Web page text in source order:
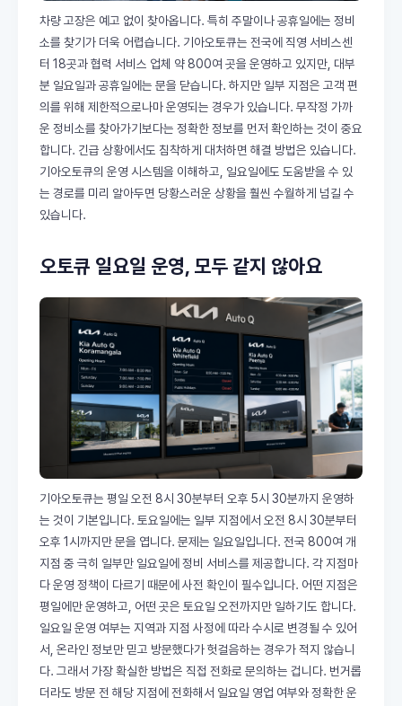
차량 고장은 예고 없이 찾아옵니다. 특히 주말이나 공휴일에는 정비
소를 찾기가 더욱 어렵습니다. 기아오토큐는 전국에 직영 서비스센
터 18곳과 협력 서비스 업체 약 800여 곳을 운영하고 있지만, 대부
분 일요일과 공휴일에는 문을 닫습니다. 하지만 일부 지점은 고객 편
의를 위해 제한적으로나마 운영되는 경우가 있습니다. 무작정 가까
운 정비소를 찾아가기보다는 정확한 정보를 먼저 확인하는 것이 중요
합니다. 긴급 상황에서도 침착하게 대처하면 해결 방법은 있습니다.
기아오토큐의 운영 시스템을 이해하고, 일요일에도 도움받을 수 있
는 경로를 미리 알아두면 당황스러운 상황을 훨씬 수월하게 넘길 수
있습니다.
오토큐 일요일 운영, 모두 같지 않아요
기아오토큐는 평일 오전 8시 30분부터 오후 5시 30분까지 운영하
는 것이 기본입니다. 토요일에는 일부 지점에서 오전 8시 30분부터
오후 1시까지만 문을 엽니다. 문제는 일요일입니다. 전국 800여 개
지점 중 극히 일부만 일요일에 정비 서비스를 제공합니다. 각 지점마
다 운영 정책이 다르기 때문에 사전 확인이 필수입니다. 어떤 지점은
평일에만 운영하고, 어떤 곳은 토요일 오전까지만 일하기도 합니다.
일요일 운영 여부는 지역과 지점 사정에 따라 수시로 변경될 수 있어
서, 온라인 정보만 믿고 방문했다가 헛걸음하는 경우가 적지 않습니
다. 그래서 가장 확실한 방법은 직접 전화로 문의하는 겁니다. 번거롭
더라도 방문 전 해당 지점에 전화해서 일요일 영업 여부와 정확한 운